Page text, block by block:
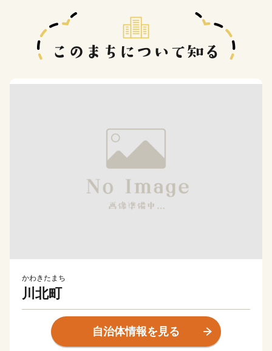
かわきたまち
川北町
自治体情報を見る